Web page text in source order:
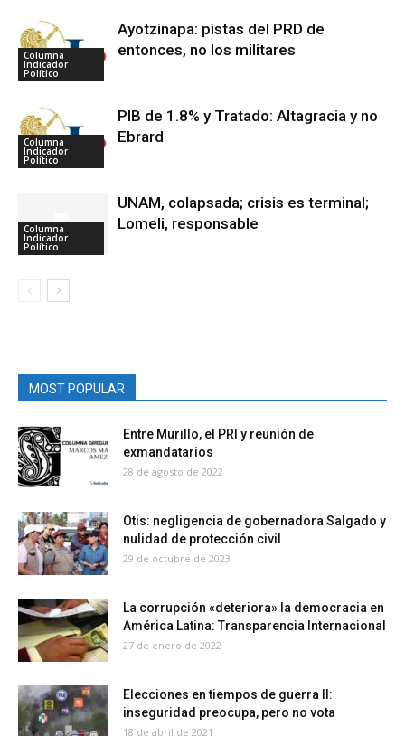
Columna
Indicador
Político
Ayotzinapa: pistas del PRD de
entonces, no los militares
Columna
Indicador
Político
PIB de 1.8% y Tratado: Altagracia y no
Ebrard
Columna
Indicador
Político
UNAM, colapsada; crisis es terminal;
Lomeli, responsable
MOST POPULAR
Entre Murillo, el PRI y reunión de
exmandatarios
28 de agosto de 2022
Otis: negligencia de gobernadora Salgado y
nulidad de protección civil
29 de octubre de 2023
La corrupción «deteriora» la democracia en
América Latina: Transparencia Internacional
27 de enero de 2022
Elecciones en tiempos de guerra II:
inseguridad preocupa, pero no vota
18 de abril de 2021